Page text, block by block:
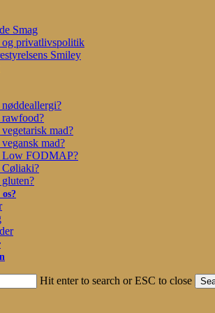
Smag
privatlivspolitik
Smiley
mad?
mad?
Low FODMAP?
Hit enter to search or ESC to close